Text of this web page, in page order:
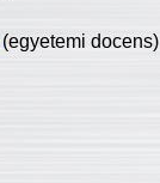
(egyetemi docens)